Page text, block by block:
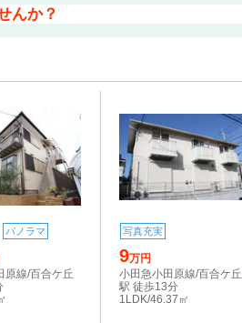
んか？
パノラマ
原線/百合ケ丘
写真充実
9万円
小田急小田原線/百合ケ丘
駅 徒歩13分
1LDK/46.37㎡